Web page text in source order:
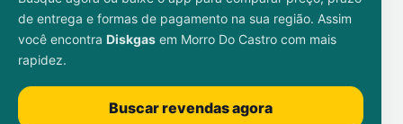
de entrega e formas de pagamento na sua região. Assim
você encontra Diskgas em Morro Do Castro com mais
rapidez.
Buscar revendas agora